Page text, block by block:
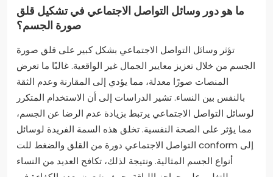
ما هو دور وسائل التواصل الاجتماعي في تشكيل قلق
صورة الجسم؟
تؤثر وسائل التواصل الاجتماعي بشكل كبير على قلق صورة
الجسم من خلال تعزيز معايير الجمال غير الواقعية. غالبًا ما تعرض
المنصات صورًا معدلة، مما يؤدي إلى المقارنة وعدم الثقة
بالنفس بين النساء. تشير الدراسات إلى أن الاستخدام المتكرر
لوسائل التواصل الاجتماعي يرتبط بزيادة عدم الرضا عن الجسم،
مما يؤثر على الصحة النفسية. تخلق هذه السمة الفريدة لوسائل
التواصل الاجتماعي دورة من القلق والضغط للت conform إلى
أنواع الجسم المثالية. ونتيجة لذلك، تكافح العديد من النساء